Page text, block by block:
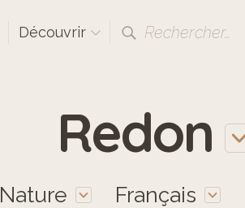
Découvrir Rechercher…
Redon
Nature Français